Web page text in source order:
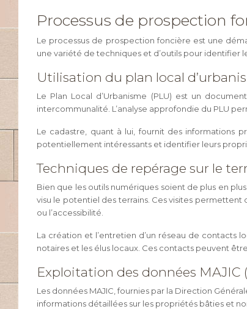
Processus de prospection
Le processus de prospection foncière est une
une variété de techniques et d’outils pour identifier
Utilisation du plan local
Le Plan Local d’Urbanisme (PLU) est un
intercommunalité. L’analyse approfondie du PLU
Le cadastre, quant à lui, fournit des informations
potentiellement intéressants et identifier leurs
Techniques de repérage sur le
Bien que les outils numériques soient de plus en
visu le potentiel des terrains. Ces visites
ou l’accessibilité.
La création et l’entretien d’un réseau de contacts
notaires et les élus locaux. Ces contacts peuvent
Exploitation des données MAJIC
Les données MAJIC, fournies par la Direction
informations détaillées sur les propriétés bâties et